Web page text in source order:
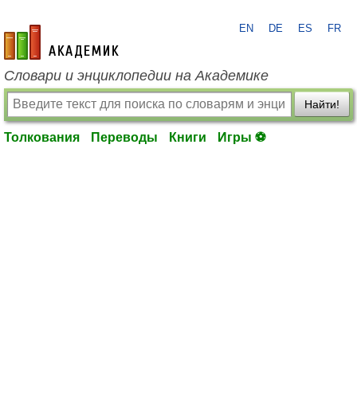
academic.ru
EN DE ES FR
Словари и энциклопедии на Академике
Найти!
Толкования Переводы Книги Игры ⚽